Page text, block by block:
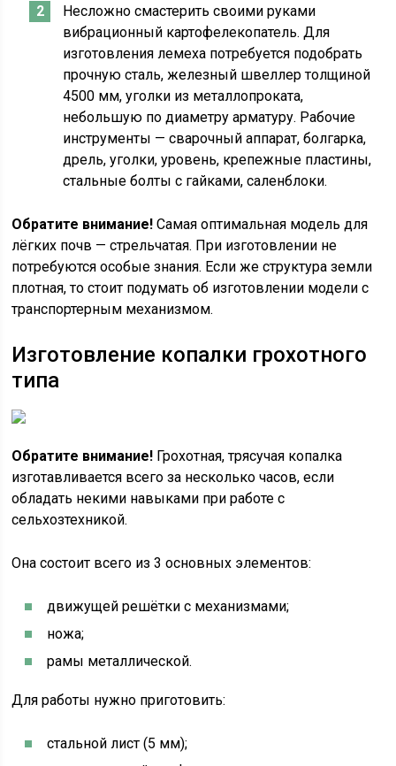
Несложно смастерить своими руками
вибрационный картофелекопатель. Для
изготовления лемеха потребуется подобрать
прочную сталь, железный швеллер толщиной
4500 мм, уголки из металлопроката,
небольшую по диаметру арматуру. Рабочие
инструменты — сварочный аппарат, болгарка,
дрель, уголки, уровень, крепежные пластины,
стальные болты с гайками, саленблоки.
Обратите внимание! Самая оптимальная модель для
лёгких почв — стрельчатая. При изготовлении не
потребуются особые знания. Если же структура земли
плотная, то стоит подумать об изготовлении модели с
транспортерным механизмом.
Изготовление копалки грохотного
типа
Обратите внимание! Грохотная, трясучая копалка
изготавливается всего за несколько часов, если
обладать некими навыками при работе с
сельхозтехникой.
Она состоит всего из 3 основных элементов:
движущей решётки с механизмами;
ножа;
рамы металлической.
Для работы нужно приготовить:
стальной лист (5 мм);